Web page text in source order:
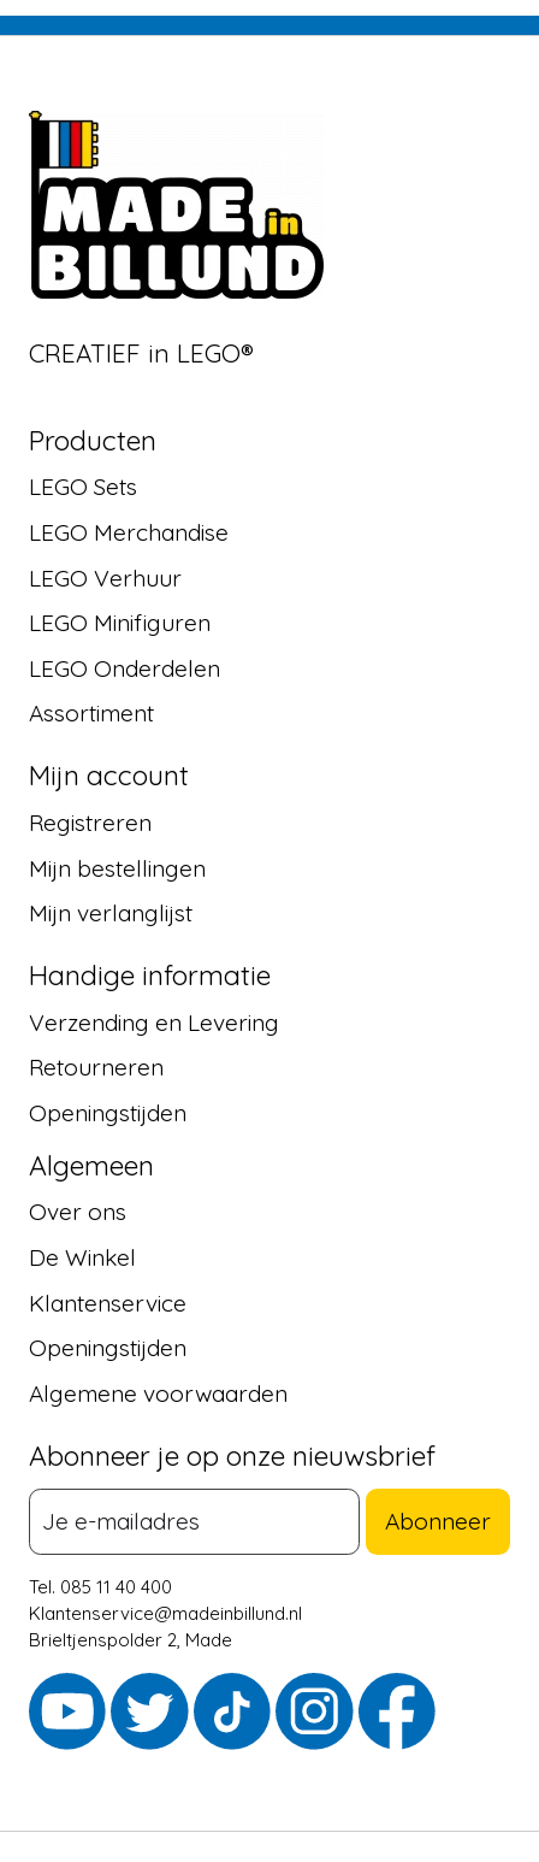
CREATIEF in LEGO®
Producten
LEGO Sets
LEGO Merchandise
LEGO Verhuur
LEGO Minifiguren
LEGO Onderdelen
Assortiment
Mijn account
Registreren
Mijn bestellingen
Mijn verlanglijst
Handige informatie
Verzending en Levering
Retourneren
Openingstijden
Algemeen
Over ons
De Winkel
Klantenservice
Openingstijden
Algemene voorwaarden
Abonneer je op onze nieuwsbrief
Abonneer
Tel. 085 11 40 400
Klantenservice@madeinbillund.nl
Brieltjenspolder 2, Made